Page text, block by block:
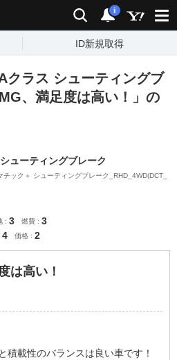
検索 通知
i
ID新規取得
クラス シューティングブ
、満足度は高い！」の
ューティングブレーク
ック＋ シューティングブレーク_RHD_4WD(DCT_
3 燃費 3
4 価格 2
は高い！
積載性のバランスは良い車です！